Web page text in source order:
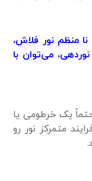
منظم نور فلاش،
می‌توان با
یک خرطومی یا
متمرکز نور رو